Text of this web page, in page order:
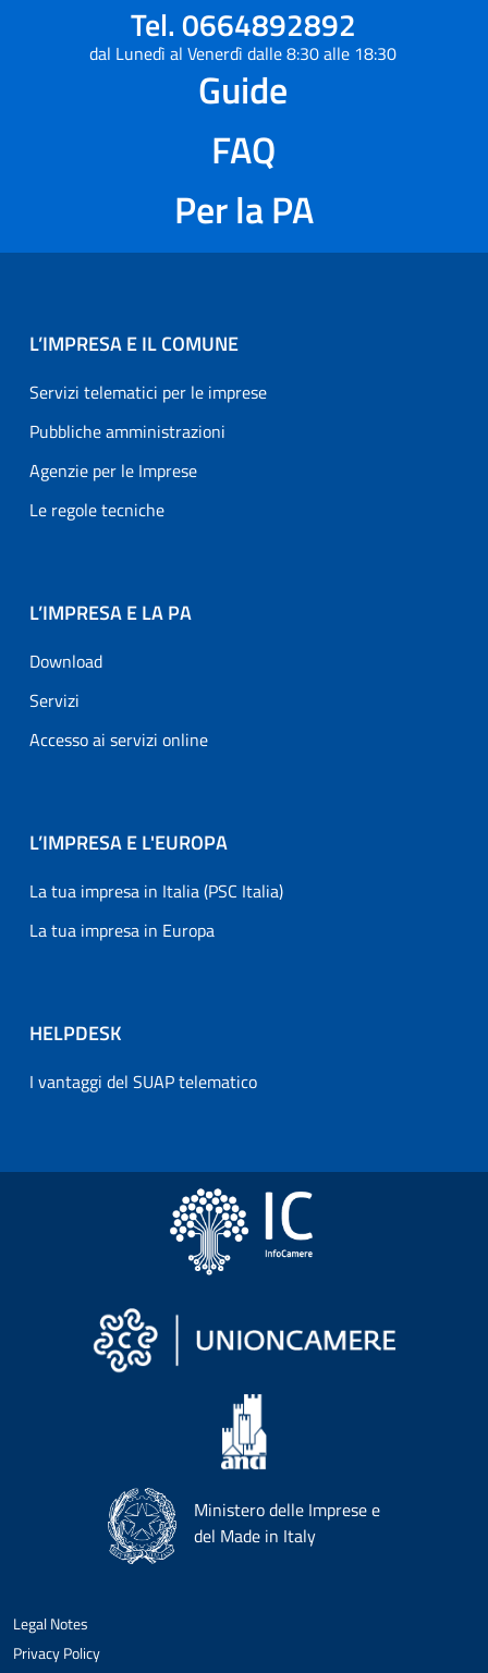
Tel. 0664892892
dal Lunedì al Venerdì dalle 8:30 alle 18:30
Guide
FAQ
Per la PA
L’IMPRESA E IL COMUNE
Servizi telematici per le imprese
Pubbliche amministrazioni
Agenzie per le Imprese
Le regole tecniche
L’IMPRESA E LA PA
Download
Servizi
Accesso ai servizi online
L’IMPRESA E L'EUROPA
La tua impresa in Italia (PSC Italia)
La tua impresa in Europa
HELPDESK
I vantaggi del SUAP telematico
Ministero delle Imprese e
del Made in Italy
Legal Notes
Privacy Policy